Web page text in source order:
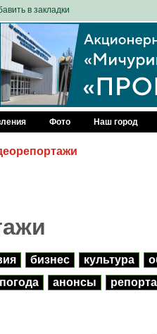
в закладки
Фото Наш город
бизнес культура
погода анонсы